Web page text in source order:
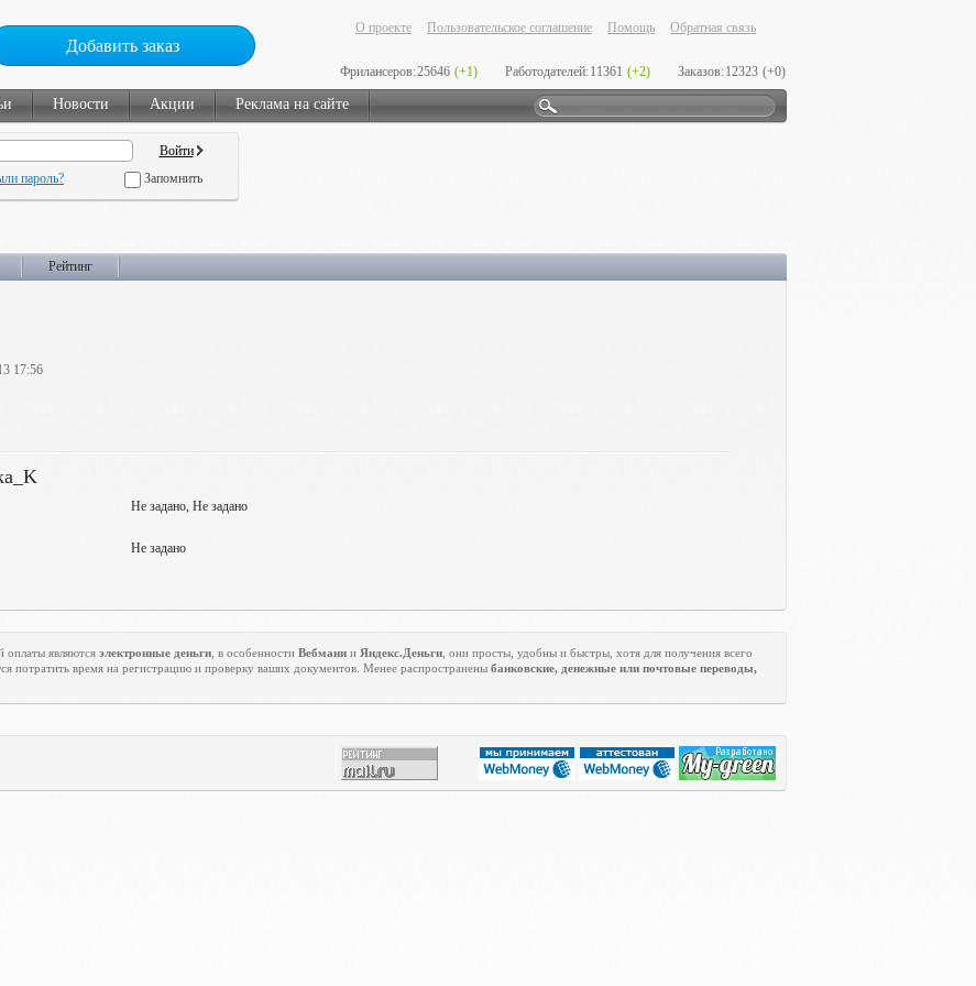
Добавить заказ
О проекте Пользовательское соглашение Помощь Обратная связь
Фрилансеров:25646 (+1) Работодателей:11361 (+2) Заказов:12323 (+0)
Новости Акции Реклама на сайте
пароль? Запомнить
Рейтинг
17:56
Не задано, Не задано
Не задано
оплаты являются электронные деньги , в особенности Вебмани и Яндекс.Деньги , они просты, удобны и быстры, хотя для получения всего
потратить время на регистрацию и проверку ваших документов. Менее распространены банковские, денежные или почтовые переводы,